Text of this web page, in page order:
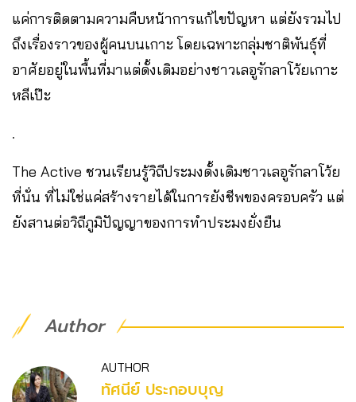
แค่การติดตามความคืบหน้าการแก้ไขปัญหา แต่ยังรวมไป
ถึงเรื่องราวของผู้คนบนเกาะ โดยเฉพาะกลุ่มชาติพันธุ์ที่
อาศัยอยู่ในพื้นที่มาแต่ดั้งเดิมอย่างชาวเลอูรักลาโว้ยเกาะ
หลีเป๊ะ
.
The Active ชวนเรียนรู้วิถีประมงดั้งเดิมชาวเลอูรักลาโว้ย
ที่นั่น ที่ไม่ใช่แค่สร้างรายได้ในการยังชีพของครอบครัว แต่
ยังสานต่อวิถีภูมิปัญญาของการทำประมงยั่งยืน
Author
AUTHOR
ทัศนีย์ ประกอบบุญ